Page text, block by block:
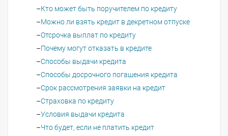
Кто может быть поручителем по кредиту
Можно ли взять кредит в декретном отпуске
Отсрочка выплат по кредиту
Почему могут отказать в кредите
Способы выдачи кредита
Способы досрочного погашения кредита
Срок рассмотрения заявки на кредит
Страховка по кредиту
Условия выдачи кредита
Что будет, если не платить кредит